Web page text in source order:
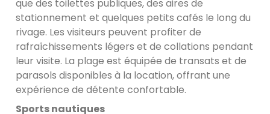
que des toilettes publiques, des aires de
stationnement et quelques petits cafés le long du
rivage. Les visiteurs peuvent profiter de
rafraîchissements légers et de collations pendant
leur visite. La plage est équipée de transats et de
parasols disponibles à la location, offrant une
expérience de détente confortable.
Sports nautiques